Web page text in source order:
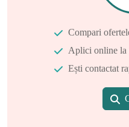
Compari
Aplici online la
Ești contactat